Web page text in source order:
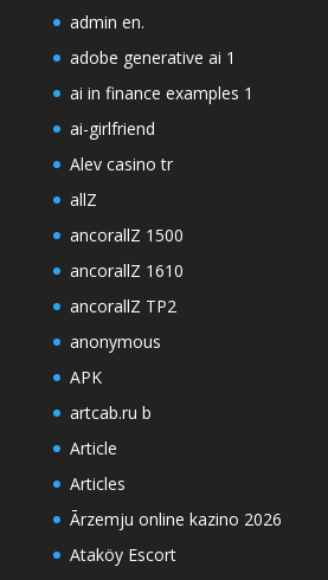
admin en.
adobe generative ai 1
ai in finance examples 1
ai-girlfriend
Alev casino tr
allZ
ancorallZ 1500
ancorallZ 1610
ancorallZ TP2
anonymous
APK
artcab.ru b
Article
Articles
Ārzemju online kazino 2026
Ataköy Escort